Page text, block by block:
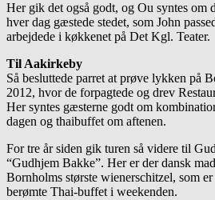
Her gik det også godt, og Ou syntes om
hver dag gæstede stedet, som John
arbejdede i køkkenet på Det Kgl. Teater.
Til Aakirkeby
Så besluttede parret at prøve lykken på
2012, hvor de forpagtede og drev
Her syntes gæsterne godt om
dagen og thaibuffet om aftenen.
For tre år siden gik turen så videre til
“Gudhjem Bakke”. Her er der dansk
Bornholms største wienerschitzel, som
berømte Thai-buffet i weekenden.